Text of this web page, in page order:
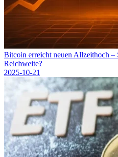
Bitcoin erreicht neuen Allzeithoch
Reichweite?
2025-10-21